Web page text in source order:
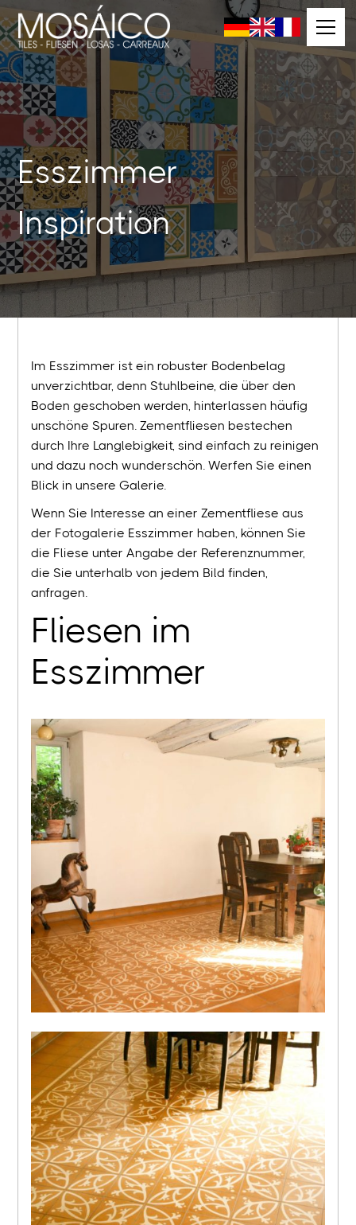
Esszimmer
Inspiration
Im Esszimmer ist ein robuster Bodenbelag
unverzichtbar, denn Stuhlbeine, die über den
Boden geschoben werden, hinterlassen häufig
unschöne Spuren. Zementfliesen bestechen
durch Ihre Langlebigkeit, sind einfach zu reinigen
und dazu noch wunderschön. Werfen Sie einen
Blick in unsere Galerie.
Wenn Sie Interesse an einer Zementfliese aus
der Fotogalerie Esszimmer haben, können Sie
die Fliese unter Angabe der Referenznummer,
die Sie unterhalb von jedem Bild finden,
anfragen.
Fliesen im
Esszimmer